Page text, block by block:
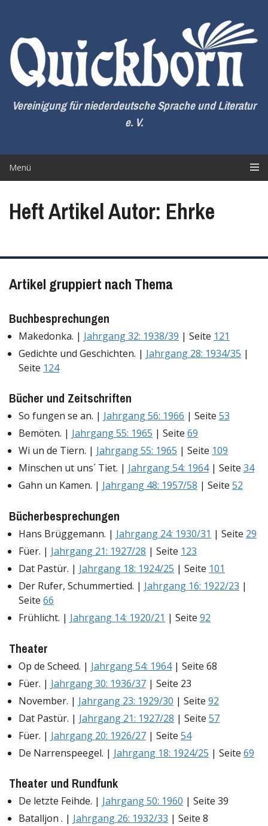
springen
Vereinigung für niederdeutsche Sprache und Literatur
e. V.
Menü
Heft Artikel Autor: Ehrke
Artikel gruppiert nach Thema
Buchbesprechungen
Makedonka. | Jahrgang 32: 1938/39 | Seite 121
Gedichte und Geschichten. | Jahrgang 28: 1934/35 |
Seite 124
Bücher und Zeitschriften
So fungen se an. | Jahrgang 56: 1966 | Seite 53
Bemöten. | Jahrgang 55: 1965 | Seite 69
Wi un de Tiern. | Jahrgang 55: 1965 | Seite 109
Minschen ut uns´ Tiet. | Jahrgang 54: 1964| Seite 34
Gahn un Kamen. | Jahrgang 48: 1957/58 | Seite 52
Bücherbesprechungen
Hans Brüggemann. | Jahrgang 24: 1930/31 | Seite 29
Füer. | Jahrgang 21: 1927/28 | Seite 123
Dat Pastür. | Jahrgang 18: 1924/25 | Seite 101
Der Rufer, Schummertied. | Jahrgang 16: 1922/23 |
Seite 66
Frühlicht. | Jahrgang 14: 1920/21 | Seite 92
Theater
Op de Scheed. | Jahrgang 54: 1964| Seite 68
Füer. | Jahrgang 30: 1936/37 | Seite 23
November. | Jahrgang 23: 1929/30 | Seite 92
Dat Pastür. | Jahrgang 21: 1927/28 | Seite 57
Füer. | Jahrgang 20: 1926/27 | Seite 54
De Narrenspeegel. | Jahrgang 18: 1924/25 | Seite 69
Theater und Rundfunk
De letzte Feihde. | Jahrgang 50: 1960 | Seite 39
Batalljon . | Jahrgang 26: 1932/33 | Seite 8